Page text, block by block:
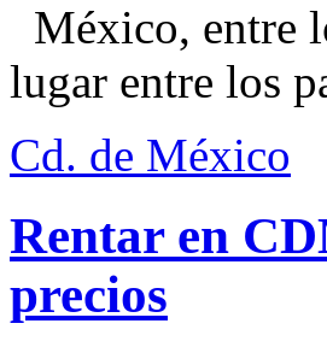
México, entre
lugar entre los
Cd. de México
Rentar en
precios